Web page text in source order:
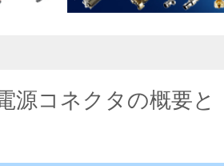
源コネクタの概要と